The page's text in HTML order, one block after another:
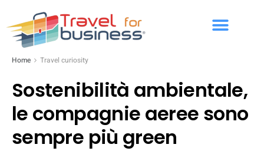
Home Travel curiosity
Sostenibilità ambientale,
le compagnie aeree sono
sempre più green